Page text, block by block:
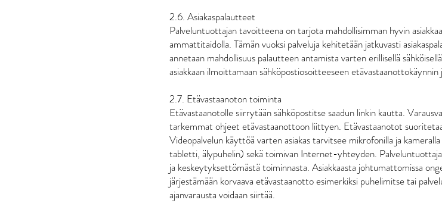
2.6. Asiakaspalautteet
Palveluntuottajan tavoitteena on tarjota mahdollisimman hyvin
ammattitaidolla. Tämän vuoksi palveluja kehitetään jatkuvasti
annetaan mahdollisuus palautteen antamista varten erillisellä
asiakkaan ilmoittamaan sähköpostiosoitteeseen etävastaanottokäynnin
2.7. Etävastaanoton toiminta
Etävastaanotolle siirrytään sähköpostitse saadun linkin kautta.
tarkemmat ohjeet etävastaanottoon liittyen. Etävastaanotot
Videopalvelun käyttöä varten asiakas tarvitsee mikrofonilla ja
tabletti, älypuhelin) sekä toimivan Internet-yhteyden.
ja keskeytyksettömästä toiminnasta. Asiakkaasta johtumattomissa
järjestämään korvaava etävastaanotto esimerkiksi puhelimitse tai
ajanvarausta voidaan siirtää.